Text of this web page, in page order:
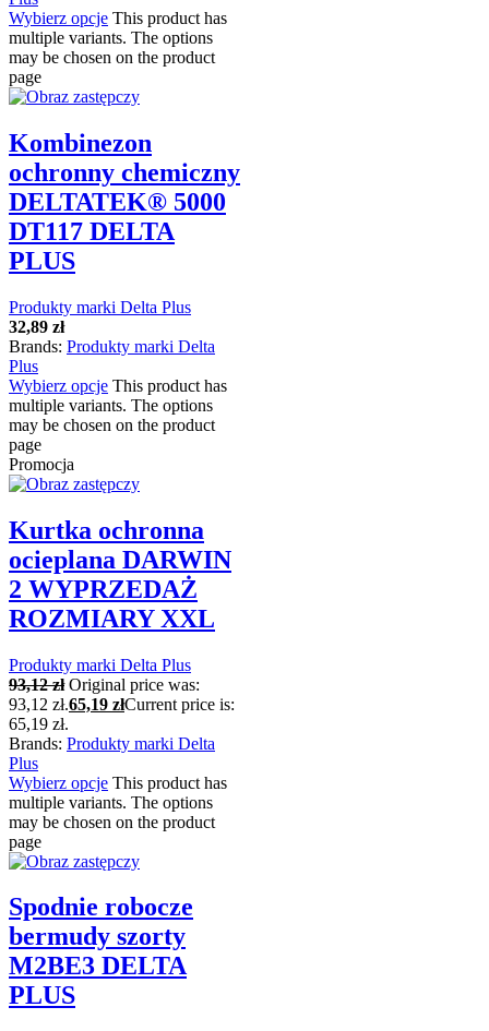
Wybierz opcje This product has
multiple variants. The options
may be chosen on the product
page
Kombinezon
ochronny chemiczny
DELTATEK® 5000
DT117 DELTA
PLUS
Produkty marki Delta Plus
32,89 zł
Brands: Produkty marki Delta
Plus
Wybierz opcje This product has
multiple variants. The options
may be chosen on the product
page
Promocja
Kurtka ochronna
ocieplana DARWIN
2 WYPRZEDAŻ
ROZMIARY XXL
Produkty marki Delta Plus
93,12zł Original price was:
93,12 zł.65,19 złCurrent price is:
65,19 zł.
Brands: Produkty marki Delta
Plus
Wybierz opcje This product has
multiple variants. The options
may be chosen on the product
page
Spodnie robocze
bermudy szorty
M2BE3 DELTA
PLUS